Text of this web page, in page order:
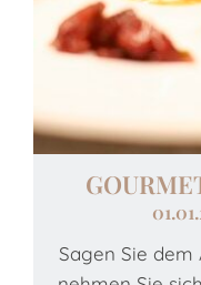
Sagen Sie dem